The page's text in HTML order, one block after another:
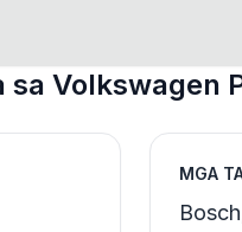
Volkswagen
MGA